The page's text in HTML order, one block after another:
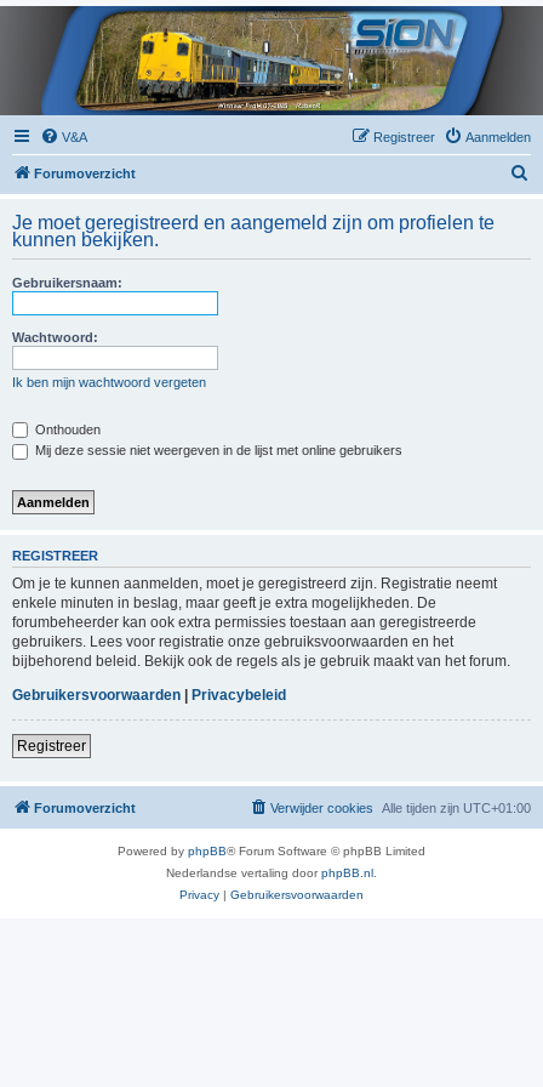
V&A Aanmelden
Registreer
Forumoverzicht
k
Je moet geregistreerd en aangemeld zijn om profielen te
kunnen bekijken.
Gebruikersnaam:
Wachtwoord:
Ik ben mijn wachtwoord vergeten
Onthouden
Mij deze sessie niet weergeven in de lijst met online gebruikers
REGISTREER
Om je te kunnen aanmelden, moet je geregistreerd zijn. Registratie neemt
enkele minuten in beslag, maar geeft je extra mogelijkheden. De
forumbeheerder kan ook extra permissies toestaan aan geregistreerde
gebruikers. Lees voor registratie onze gebruiksvoorwaarden en het
bijbehorend beleid. Bekijk ook de regels als je gebruik maakt van het forum.
Gebruikersvoorwaarden
Privacybeleid
Registreer
Forumoverzicht Alle tijden zijn UTC+01:00
Verwijder cookies
Powered by phpBB® Forum Software © phpBB Limited
Nederlandse vertaling doorphpBB.nl.
Privacy | Gebruikersvoorwaarden